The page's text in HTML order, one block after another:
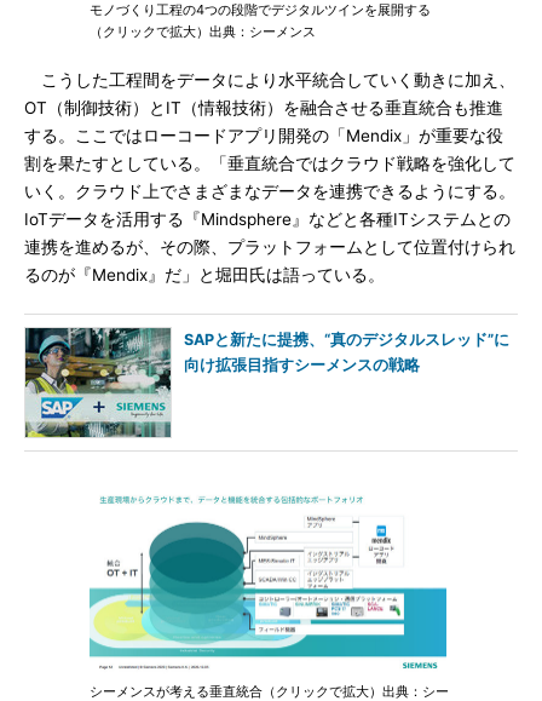
モノづくり工程の4つの段階でデジタルツインを展開する
（クリックで拡大）出典：シーメンス
こうした工程間をデータにより水平統合していく動きに加え、
OT（制御技術）とIT（情報技術）を融合させる垂直統合も推進
する。ここではローコードアプリ開発の「Mendix」が重要な役
割を果たすとしている。「垂直統合ではクラウド戦略を強化して
いく。クラウド上でさまざまなデータを連携できるようにする。
IoTデータを活用する『Mindsphere』などと各種ITシステムとの
連携を進めるが、その際、プラットフォームとして位置付けられ
るのが『Mendix』だ」と堀田氏は語っている。
SAPと新たに提携、“真のデジタルスレッド”に
向け拡張目指すシーメンスの戦略
シーメンスが考える垂直統合（クリックで拡大）出典：シー